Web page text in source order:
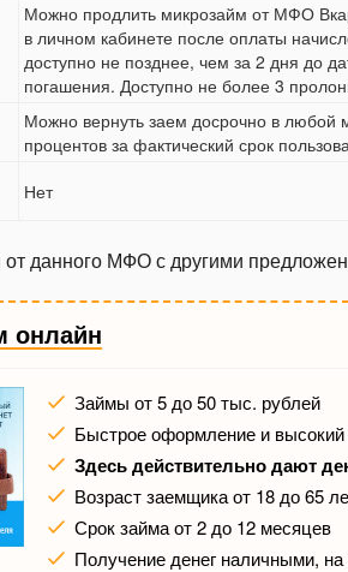
Можно продлить микрозайм от МФО
в личном кабинете после оплаты
доступно не позднее, чем за 2 дня до
погашения. Доступно не более 3
Можно вернуть заем досрочно в любой
процентов за фактический срок
Нет
данного МФО с другими
онлайн
Займы от 5 до 50 тыс. рублей
Быстрое оформление и высокий
Здесь действительно дают
Возраст заемщика от 18 до 65
Срок займа от 2 до 12 месяцев
Получение денег наличными,